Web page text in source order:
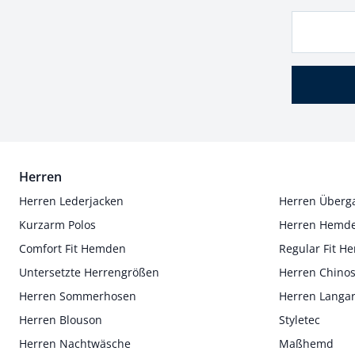
Herren
Herren Lederjacken
Herren
Kurzarm Polos
Herren
Comfort Fit Hemden
Regular Fit
Untersetzte Herrengrößen
Herren Chinos
Herren Sommerhosen
Herren
Herren Blouson
Styletec
Herren Nachtwäsche
Maßhemd